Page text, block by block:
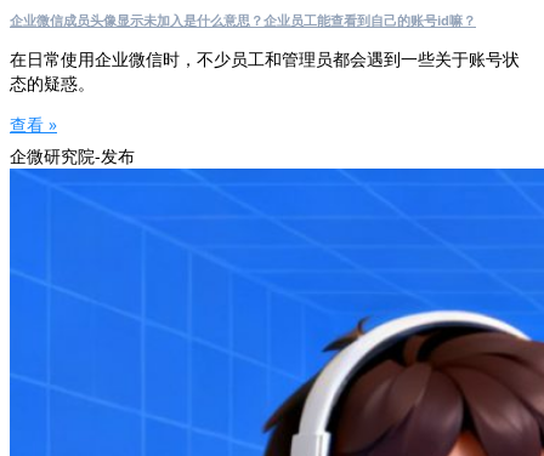
企业微信成员头像显示未加入是什么意思？企业员工能查看到自己的账号id嘛？
在日常使用企业微信时，不少员工和管理员都会遇到一些关于账号状
态的疑惑。
查看 »
企微研究院-发布